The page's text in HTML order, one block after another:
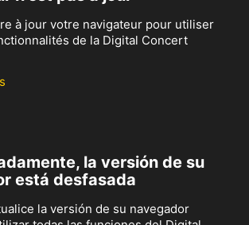
à jour votre navigateur pour utiliser
de la Digital Concert
la versión de su
está desfasada
la versión de su navegador